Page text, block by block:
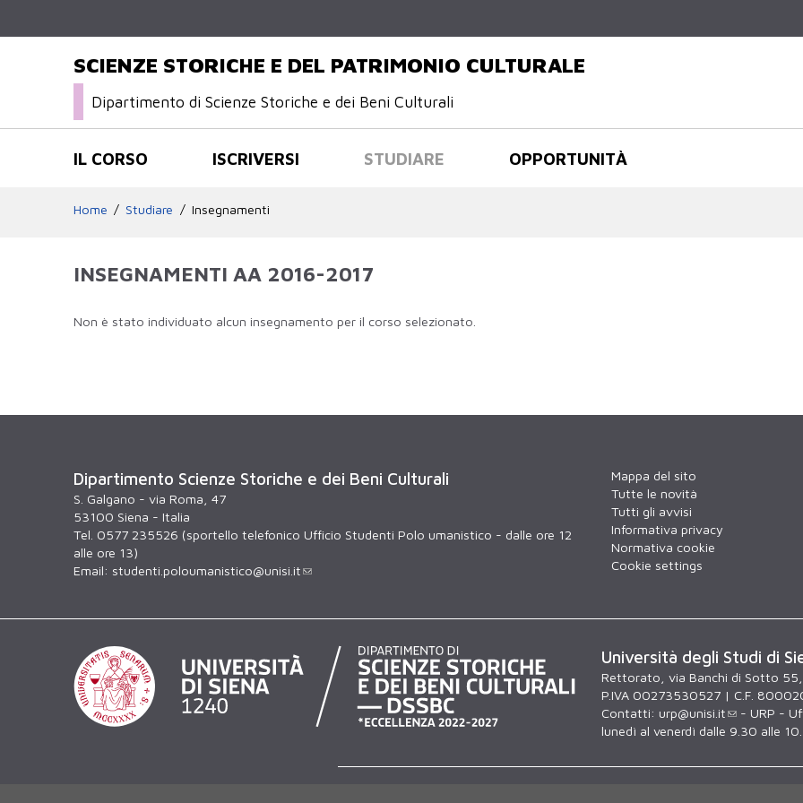
SCIENZE STORICHE E DEL PATRIMONIO CULTURALE
Dipartimento di Scienze Storiche e dei Beni Culturali
IL CORSO ISCRIVERSI STUDIARE OPPORTUNITÀ
Home Studiare Insegnamenti
INSEGNAMENTI AA 2016-2017
Non è stato individuato alcun insegnamento per il corso selezionato.
Dipartimento Scienze Storiche e dei Beni Culturali
S. Galgano - via Roma, 47
53100 Siena - Italia
Tel. 0577 235526 (sportello telefonico Ufficio Studenti Polo umanistico - dalle ore 12
alle ore 13)
Email: studenti.poloumanistico@unisi.it
Mappa del sito
Tutte le novità
Tutti gli avvisi
Informativa privacy
Normativa cookie
Cookie settings
Università degli Studi di
Rettorato, via Banchi di Sotto 55,
P.IVA 00273530527 | C.F.
Contatti: urp@unisi.it
- URP -
lunedì al venerdì dalle 9.30 alle